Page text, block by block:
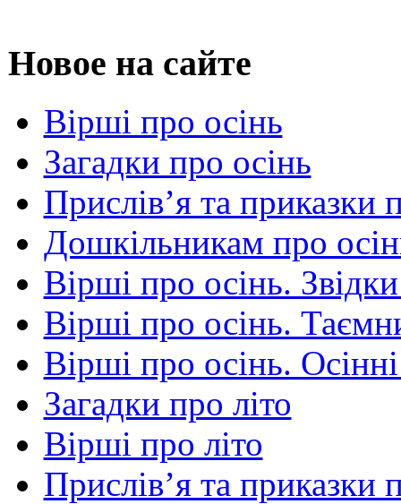
Новое на сайте
Вірші про осінь
Загадки про осінь
Прислів’я та приказки
Дошкільникам про
Вірші про осінь.
Вірші про осінь.
Вірші про осінь.
Загадки про літо
Вірші про літо
Прислів’я та приказки